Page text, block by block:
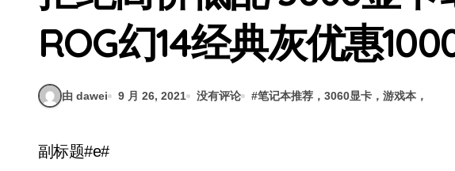
ROG幻14经典灰优惠
由 dawei 9 月 26, 2021 没有评论 #笔记本推荐，3060显卡，游戏本，
副标题#e#